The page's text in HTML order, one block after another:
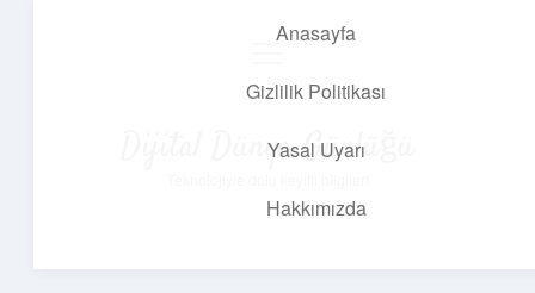
Anasayfa
Gizlilik Politikası
Yasal Uyarı
Hakkımızda
Dijital Dünya Günlüğü